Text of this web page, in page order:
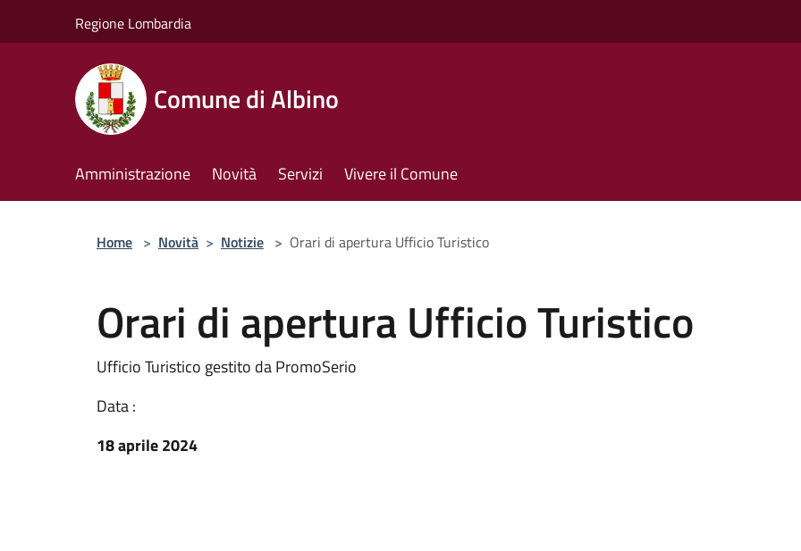
Regione Lombardia
Comune di Albino
Amministrazione Novità Servizi Vivere il Comune
Home > Novità > Notizie > Orari di apertura Ufficio Turistico
Orari di apertura Ufficio Turistico
Ufficio Turistico gestito da PromoSerio
Data :
18 aprile 2024